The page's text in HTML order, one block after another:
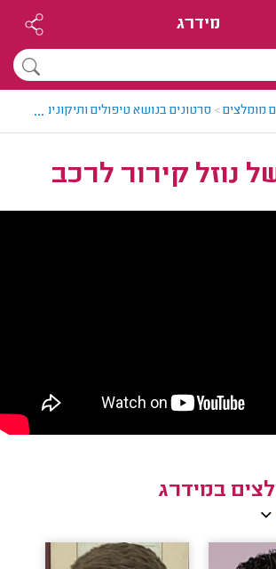
מידרג
מומלצים> סרטונים בנושא טיפולים ותיקונים לרכבים
...
נוזל קירור לרכב
במידרג